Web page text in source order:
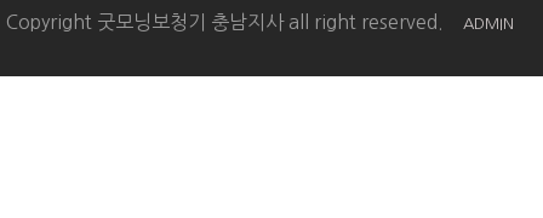
Copyright 굿모닝보청기 충남지사 all right reserved. ADMIN